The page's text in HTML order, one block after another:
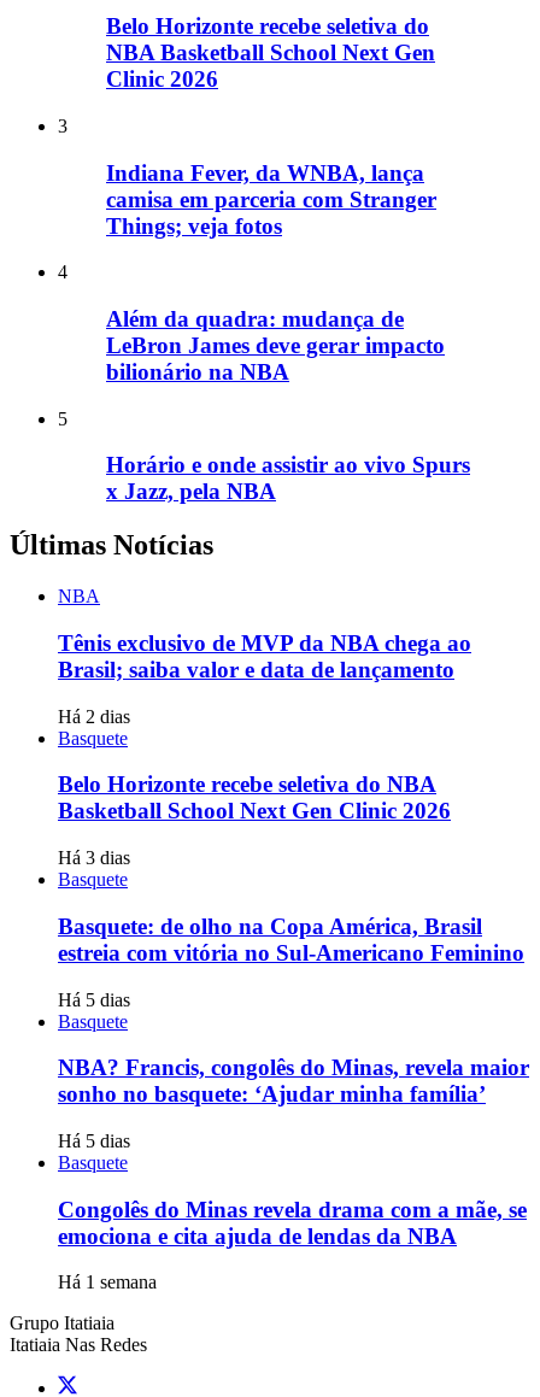
Belo Horizonte recebe seletiva do
NBA Basketball School Next Gen
Clinic 2026
3
Indiana Fever, da WNBA, lança
camisa em parceria com Stranger
Things; veja fotos
4
Além da quadra: mudança de
LeBron James deve gerar impacto
bilionário na NBA
5
Horário e onde assistir ao vivo Spurs
x Jazz, pela NBA
Últimas Notícias
NBA
Tênis exclusivo de MVP da NBA chega ao
Brasil; saiba valor e data de lançamento
Há 2 dias
Basquete
Belo Horizonte recebe seletiva do NBA
Basketball School Next Gen Clinic 2026
Há 3 dias
Basquete
Basquete: de olho na Copa América, Brasil
estreia com vitória no Sul-Americano Feminino
Há 5 dias
Basquete
NBA? Francis, congolês do Minas, revela maior
sonho no basquete: ‘Ajudar minha família’
Há 5 dias
Basquete
Congolês do Minas revela drama com a mãe, se
emociona e cita ajuda de lendas da NBA
Há 1 semana
Grupo Itatiaia
Itatiaia Nas Redes